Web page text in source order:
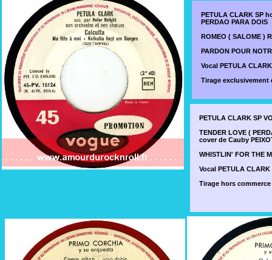
PETULA CLARK SP
TENDER LOVE (
cover de Cauby
WHISTLIN' FOR THE
Vocal PETULA
Tirage hors commerce
PETULA CLARK SP
PERDAO PARA DOIS
ROMEO ( SALOME )
PARDON POUR
Vocal PETULA
Tirage exclusivement